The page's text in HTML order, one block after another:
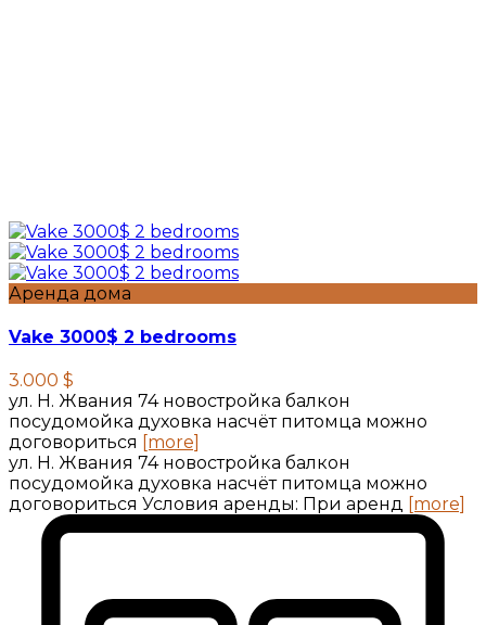
Аренда дома
Vake 3000$ 2 bedrooms
3.000 $
ул. Н. Жвания 74 новостройка балкон
посудомойка духовка насчёт питомца можно
договориться
[more]
ул. Н. Жвания 74 новостройка балкон
посудомойка духовка насчёт питомца можно
договориться Условия аренды: При аренд [more]